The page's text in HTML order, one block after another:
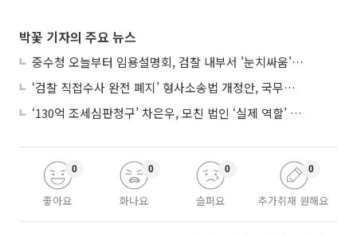
박꽃 기자의 주요 뉴스
중수청 오늘부터 임용설명회, 검찰 내부서 '눈치싸움' 기류변화도
‘검찰 직접수사 완전 폐지’ 형사소송법 개정안, 국무회의 통과
‘130억 조세심판청구’ 차은우, 모친 법인 ‘실제 역할’ 다툴 듯
좋아요
0
화나요
0
슬퍼요
0
추가취재 원해요
0